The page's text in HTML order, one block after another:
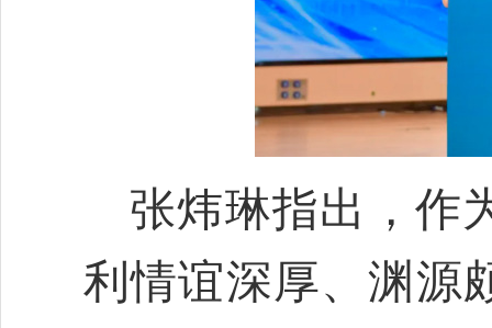
张炜琳指出，作
利情谊深厚、渊源